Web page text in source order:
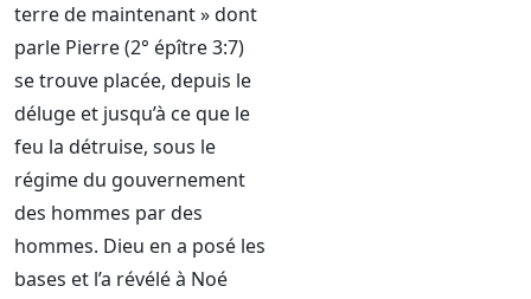
terre de maintenant » dont
parle Pierre (2° épître 3:7)
se trouve placée, depuis le
déluge et jusqu’à ce que le
feu la détruise, sous le
régime du gouvernement
des hommes par des
hommes. Dieu en a posé les
bases et l’a révélé à Noé